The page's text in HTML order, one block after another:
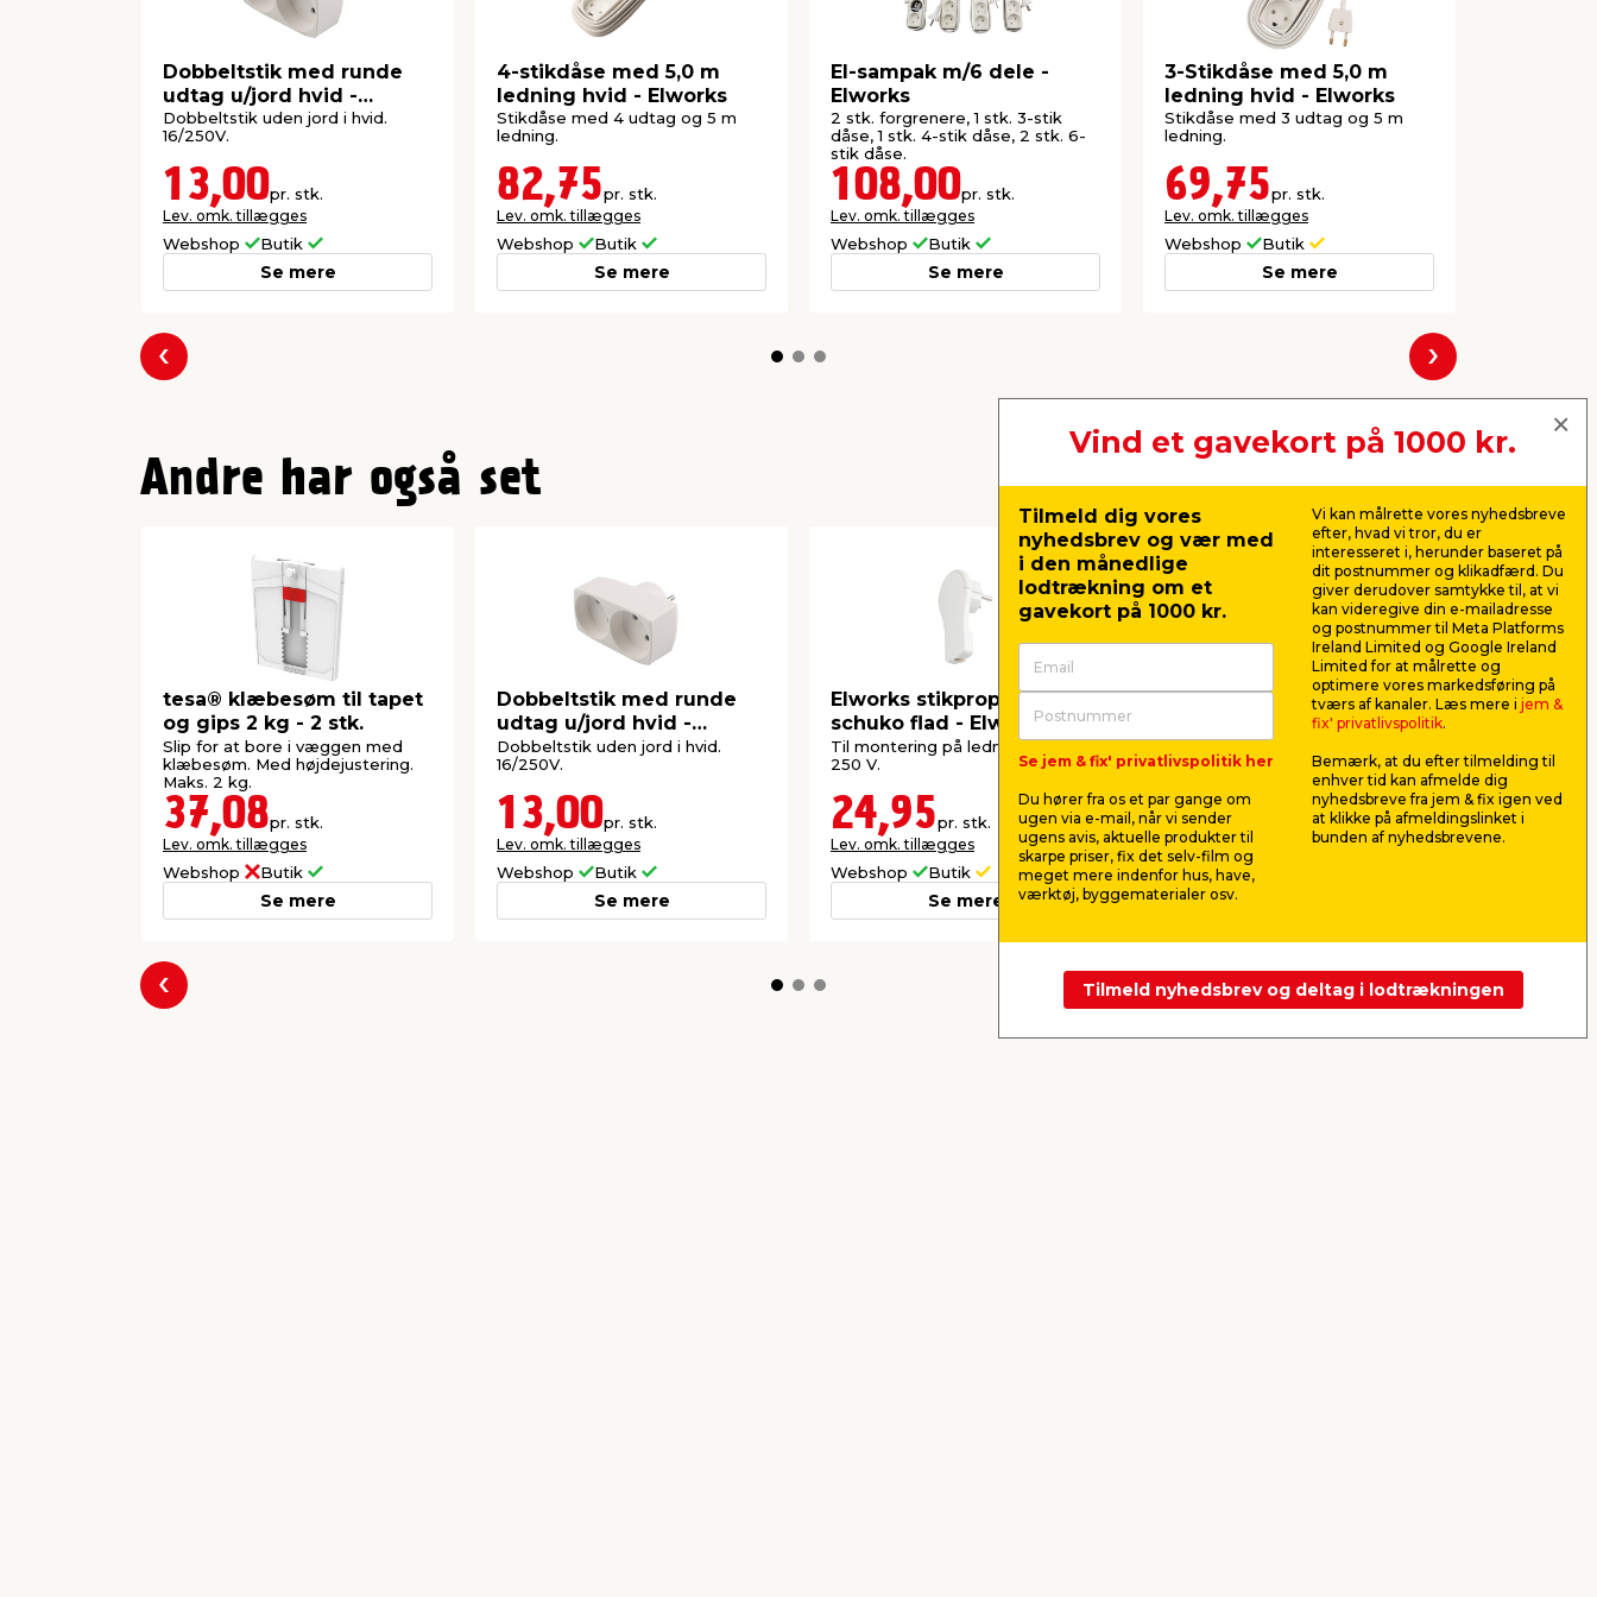
Dobbeltstik med runde
udtag u/jord hvid -
Elworks
Dobbeltstik uden jord i hvid.
16/250V.
13,00pr. stk.
Lev. omk. tillægges
Webshop Butik
Se mere
4-stikdåse med 5,0 m
ledning hvid - Elworks
Stikdåse med 4 udtag og 5 m
ledning.
82,75pr. stk.
Lev. omk. tillægges
Webshop Butik
Se mere
El-sampak m/6 dele -
Elworks
2 stk. forgrenere, 1 stk. 3-stik
dåse, 1 stk. 4-stik dåse, 2 stk. 6-
stik dåse.
108,00pr. stk.
Lev. omk. tillægges
Webshop Butik
Se mere
3-Stikdåse med 5,0 m
ledning hvid - Elworks
Stikdåse med 3 udtag og 5 m
ledning.
69,75pr. stk.
Lev. omk. tillægges
Webshop Butik
Se mere
Forrige Næste
Andre har også set
tesa® klæbesøm til tapet
og gips 2 kg - 2 stk.
Slip for at bore i væggen med
klæbesøm. Med højdejustering.
Maks. 2 kg.
37,08pr. stk.
Lev. omk. tillægges
Webshop Butik
Se mere
Dobbeltstik med runde
udtag u/jord hvid -
Elworks
Dobbeltstik uden jord i hvid.
16/250V.
13,00pr. stk.
Lev. omk. tillægges
Webshop Butik
Se mere
Elworks stikprop vinkel
schuko flad - Elworks
Til montering på ledning. 16 A,
250 V.
24,95pr. stk.
Lev. omk. tillægges
Webshop Butik
Se mere
4-Stikdåse m/skrå udtag
og 1,5 m ledning hvid -
Elworks
10/250 V. Børnesikret og skrå
udtag til nem tilslutning.
20,00 pr. stk.
Lev. omk. tillægges
Webshop
3-
blindhul og
Lev. omk.
Forrige Næste
Vind et gavekort på 1000 kr.
Tilmeld dig vores
nyhedsbrev og vær med
i den månedlige
lodtrækning om et
gavekort på 1000 kr.
Se jem & fix' privatlivspolitik her
Du hører fra os et par gange om
ugen via e-mail, når vi sender
ugens avis, aktuelle produkter til
skarpe priser, fix det selv-film og
meget mere indenfor hus, have,
værktøj, byggematerialer osv.
Vi kan målrette vores nyhedsbreve
efter, hvad vi tror, du er
interesseret i, herunder baseret på
dit postnummer og klikadfærd. Du
giver derudover samtykke til, at vi
kan videregive din e-mailadresse
og postnummer til Meta Platforms
Ireland Limited og Google Ireland
Limited for at målrette og
optimere vores markedsføring på
tværs af kanaler. Læs mere i jem &
fix' privatlivspolitik.
Bemærk, at du efter tilmelding til
enhver tid kan afmelde dig
nyhedsbreve fra jem & fix igen ved
at klikke på afmeldingslinket i
bunden af nyhedsbrevene.
Tilmeld nyhedsbrev og deltag i lodtrækningen